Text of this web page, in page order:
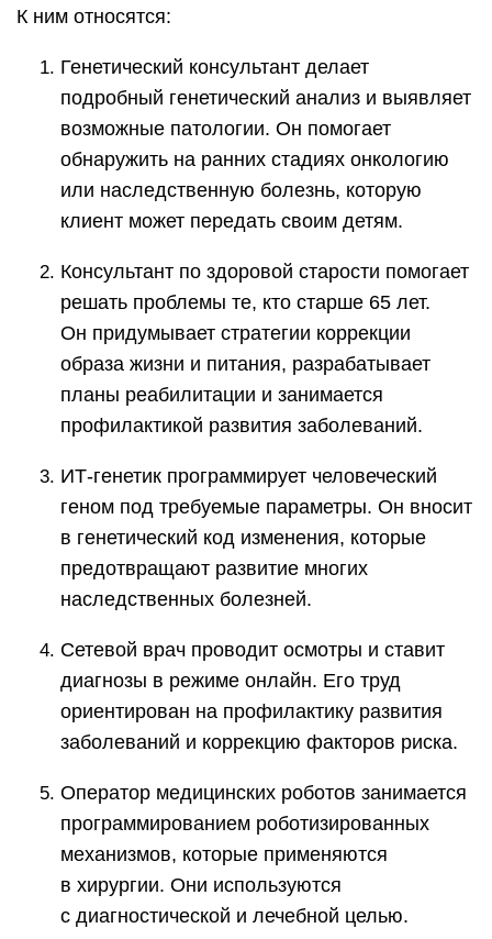
К ним относятся:
Генетический консультант делает
подробный генетический анализ и выявляет
возможные патологии. Он помогает
обнаружить на ранних стадиях онкологию
или наследственную болезнь, которую
клиент может передать своим детям.
Консультант по здоровой старости помогает
решать проблемы те, кто старше 65 лет.
Он придумывает стратегии коррекции
образа жизни и питания, разрабатывает
планы реабилитации и занимается
профилактикой развития заболеваний.
ИТ-генетик программирует человеческий
геном под требуемые параметры. Он вносит
в генетический код изменения, которые
предотвращают развитие многих
наследственных болезней.
Сетевой врач проводит осмотры и ставит
диагнозы в режиме онлайн. Его труд
ориентирован на профилактику развития
заболеваний и коррекцию факторов риска.
Оператор медицинских роботов занимается
программированием роботизированных
механизмов, которые применяются
в хирургии. Они используются
с диагностической и лечебной целью.